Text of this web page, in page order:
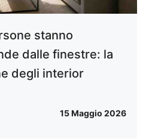
stanno
dalle finestre: la
degli interior
15 Maggio 2026